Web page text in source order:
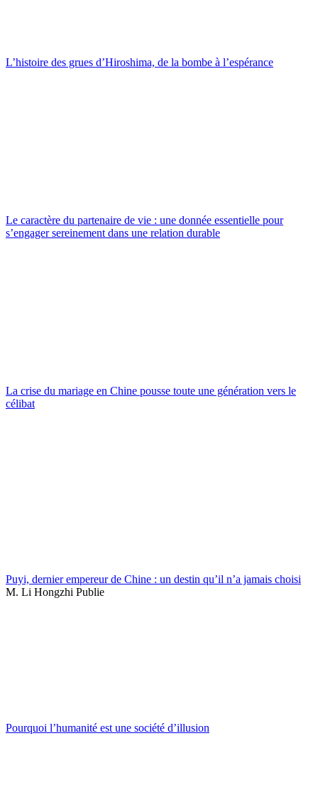
L’histoire des grues d’Hiroshima, de la bombe à l’espérance
Le caractère du partenaire de vie : une donnée essentielle pour
s’engager sereinement dans une relation durable
La crise du mariage en Chine pousse toute une génération vers le
célibat
Puyi, dernier empereur de Chine : un destin qu’il n’a jamais choisi
M. Li Hongzhi Publie
Pourquoi l’humanité est une société d’illusion